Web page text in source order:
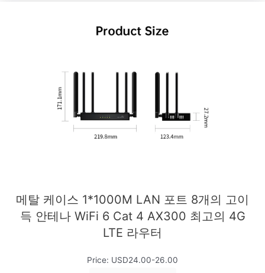
메탈 케이스 1*1000M LAN 포트 8개의 고이
득 안테나 WiFi 6 Cat 4 AX300 최고의 4G
LTE 라우터
Price: USD24.00-26.00